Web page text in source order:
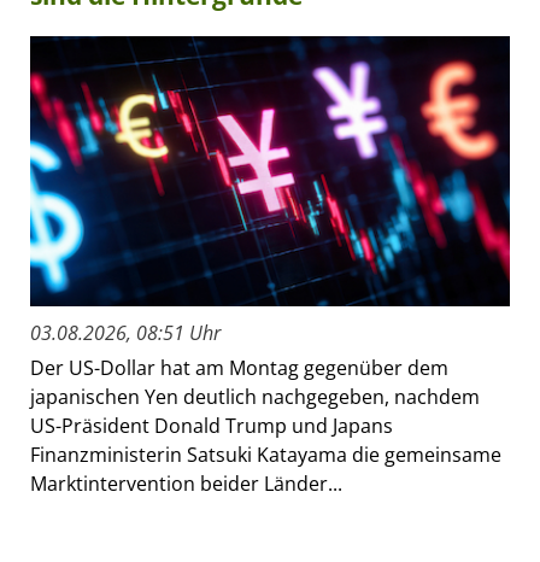
03.08.2026, 08:51 Uhr
Der US-Dollar hat am Montag gegenüber dem
japanischen Yen deutlich nachgegeben, nachdem
US-Präsident Donald Trump und Japans
Finanzministerin Satsuki Katayama die gemeinsame
Marktintervention beider Länder...